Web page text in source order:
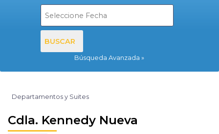
BUSCAR
Búsqueda Avanzada
Departamentos y Suites
Cdla. Kennedy Nueva